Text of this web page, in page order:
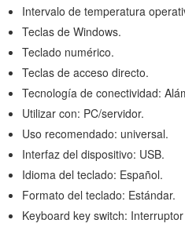
Intervalo de temperatura
Teclas de Windows.
Teclado numérico.
Teclas de acceso directo.
Tecnología de conectividad:
Utilizar con: PC/servidor.
Uso recomendado: universal.
Interfaz del dispositivo: USB.
Idioma del teclado: Español.
Formato del teclado: Estándar.
Keyboard key switch: